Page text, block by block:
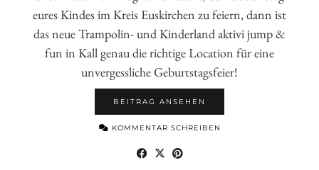
eures Kindes im Kreis Euskirchen zu feiern, dann ist
das neue Trampolin- und Kinderland aktivi jump &
fun in Kall genau die richtige Location für eine
unvergessliche Geburtstagsfeier!
BEITRAG ANSEHEN
KOMMENTAR SCHREIBEN